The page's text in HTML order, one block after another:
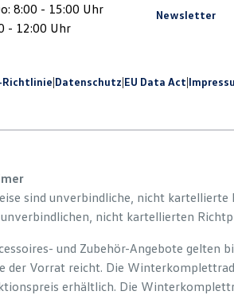
8:00 - 15:00 Uhr
- 12:00 Uhr
Newsletter
Richtlinie|Datenschutz|EU Data Act|
sind unverbindliche, nicht kartellierte
nicht kartellierten
und Zubehör-Angebote
der Vorrat reicht. Die
erhältlich. Die